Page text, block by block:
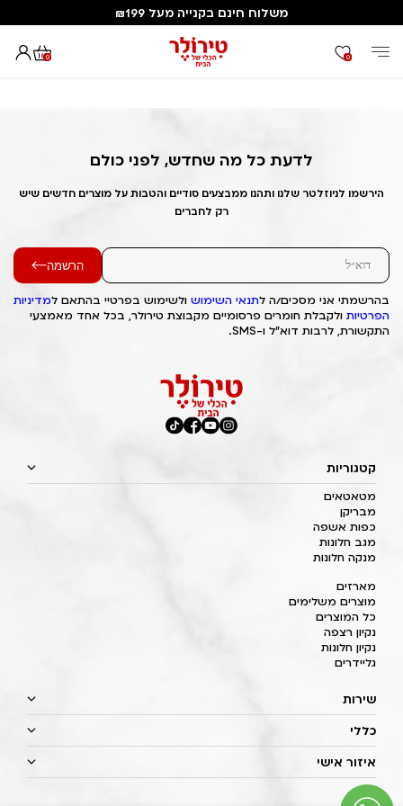
משלוח חינם בקנייה מעל ₪199
0 0
דף הבית Out of Stock Alert 2025/06/14 1749903500
לדעת כל מה שחדש, לפני כולם
הירשמו לניוזלטר שלנו ותהנו ממבצעים סודיים והטבות על מוצרים חדשים שיש
רק לחברים
הרשמה
בהרשמתי אני מסכים/ה לתנאי השימוש ולשימוש בפרטיי בהתאם למדיניות
הפרטיות ולקבלת חומרים פרסומיים מקבוצת טירולר, בכל אחד מאמצעי
התקשורת, לרבות דוא"ל ו-SMS.
קטגוריות
מטאטאים
מבריקן
כפות אשפה
מגב חלונות
מנקה חלונות
מארזים
מוצרים משלימים
כל המוצרים
נקיון רצפה
נקיון חלונות
גליידרים
שירות
כללי
איזור אישי